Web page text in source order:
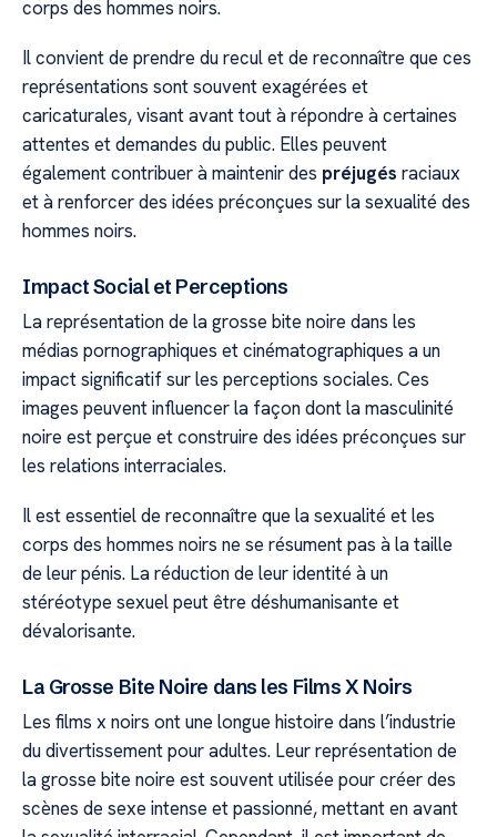
corps des hommes noirs.
Il convient de prendre du recul et de reconnaître que ces
représentations sont souvent exagérées et
caricaturales, visant avant tout à répondre à certaines
attentes et demandes du public. Elles peuvent
également contribuer à maintenir des préjugés raciaux
et à renforcer des idées préconçues sur la sexualité des
hommes noirs.
Impact Social et Perceptions
La représentation de la grosse bite noire dans les
médias pornographiques et cinématographiques a un
impact significatif sur les perceptions sociales. Ces
images peuvent influencer la façon dont la masculinité
noire est perçue et construire des idées préconçues sur
les relations interraciales.
Il est essentiel de reconnaître que la sexualité et les
corps des hommes noirs ne se résument pas à la taille
de leur pénis. La réduction de leur identité à un
stéréotype sexuel peut être déshumanisante et
dévalorisante.
La Grosse Bite Noire dans les Films X Noirs
Les films x noirs ont une longue histoire dans l’industrie
du divertissement pour adultes. Leur représentation de
la grosse bite noire est souvent utilisée pour créer des
scènes de sexe intense et passionné, mettant en avant